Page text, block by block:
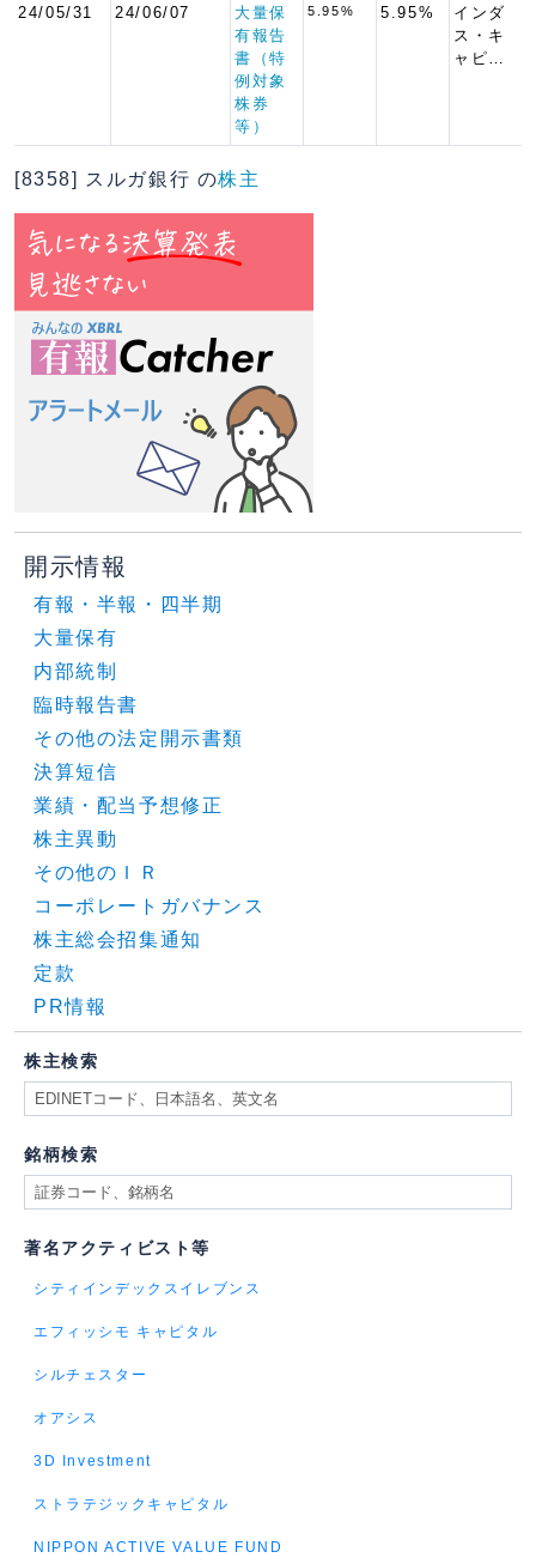
24/05/31 24/06/07
大量保
有報告
書（特
例対象
株券
等）
5.95% 5.95%
インダ
ス・キ
ャピ…
[8358] スルガ銀行 の株主
開示情報
有報・半報・四半期
大量保有
内部統制
臨時報告書
その他の法定開示書類
決算短信
業績・配当予想修正
株主異動
その他のＩＲ
コーポレートガバナンス
株主総会招集通知
定款
PR情報
株主検索
銘柄検索
著名アクティビスト等
シティインデックスイレブンス
エフィッシモ キャピタル
シルチェスター
オアシス
3D Investment
ストラテジックキャピタル
NIPPON ACTIVE VALUE FUND